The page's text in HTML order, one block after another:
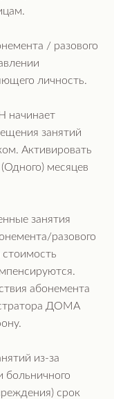
/ разового
личность.
занятий
Активировать
месяцев
занятия
разового
стоимость
абонемента
ДОМА
из-за
больничного
срок